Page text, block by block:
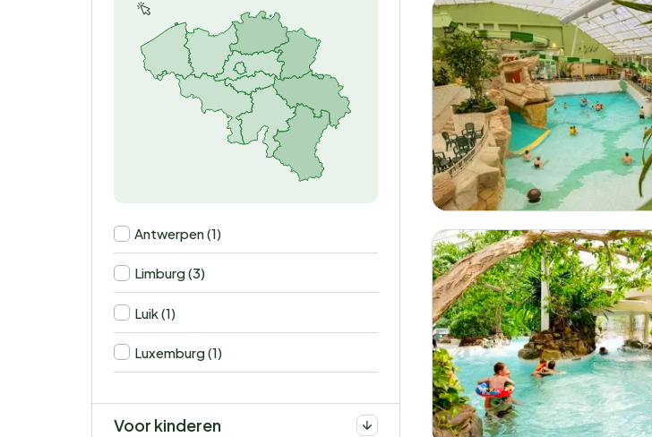
Antwerpen (1)
Limburg (3)
Luik (1)
Luxemburg (1)
Voor kinderen